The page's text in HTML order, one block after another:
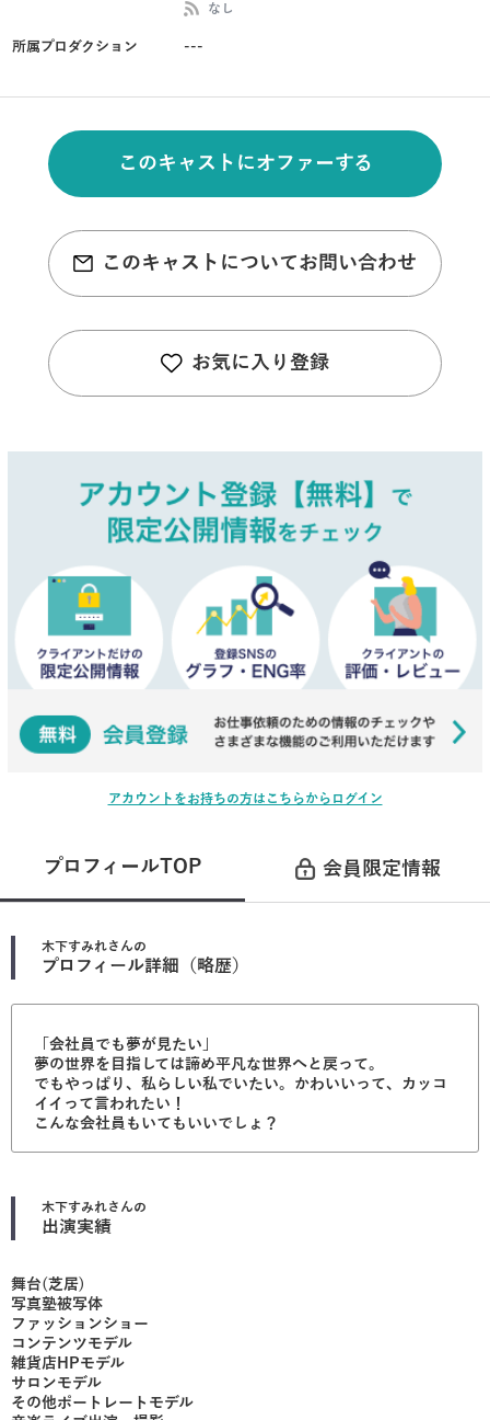
なし
所属プロダクション ---
このキャストにオファーする
このキャストについてお問い合わせ
お気に入り登録
アカウントをお持ちの方はこちらからログイン
プロフィールTOP 会員限定情報
木下すみれさんの
プロフィール詳細（略歴）
「会社員でも夢が見たい」
夢の世界を目指しては諦め平凡な世界へと戻って。
でもやっぱり、私らしい私でいたい。かわいいって、カッコ
イイって言われたい！
こんな会社員もいてもいいでしょ？
木下すみれさんの
出演実績
舞台(芝居)
写真塾被写体
ファッションショー
コンテンツモデル
雑貨店HPモデル
サロンモデル
その他ポートレートモデル